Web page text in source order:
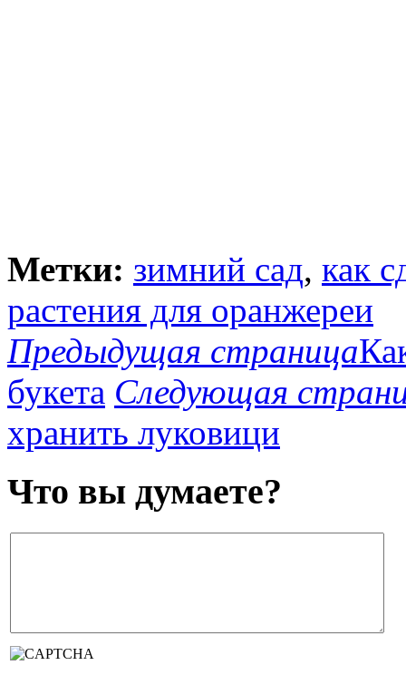
Метки: зимний сад, как
растения для оранжереи
Предыдущая страница
букета Следующая
хранить луковици
Что вы думаете?